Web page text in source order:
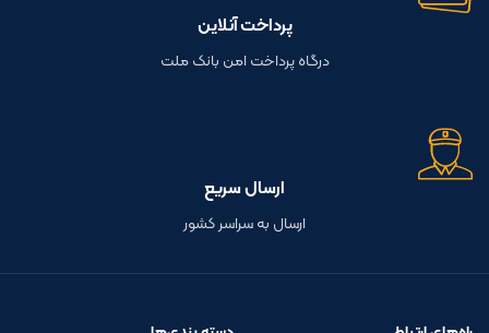
پرداخت آنلاین
درگاه پرداخت امن بانک ملت
ارسال سریع
ارسال به سراسر کشور